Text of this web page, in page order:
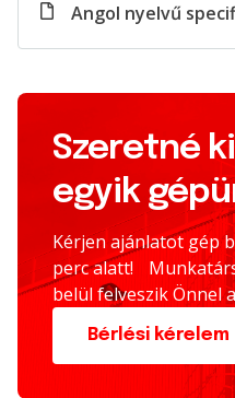
Angol nyelvű
Szeretné
egyik
Kérjen ajánlatot gép
perc alatt!
belül felveszik Önnel
Bérlési kérelem